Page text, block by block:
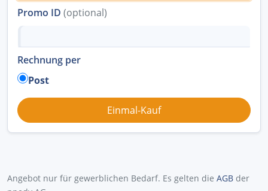
Promo ID (optional)
Rechnung per
Post
Angebot nur für gewerblichen Bedarf. Es gelten die AGB der